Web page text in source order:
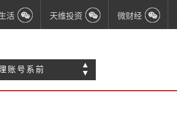
活 天维投资 微财经
及格
账号系前
▲
▼